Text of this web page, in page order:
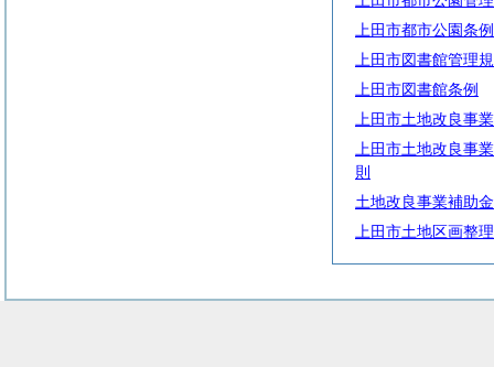
上田市都市公園条例
上田市図書館管理
上田市図書館条例
上田市土地改良事
上田市土地改良事
則
土地改良事業補助
上田市土地区画整